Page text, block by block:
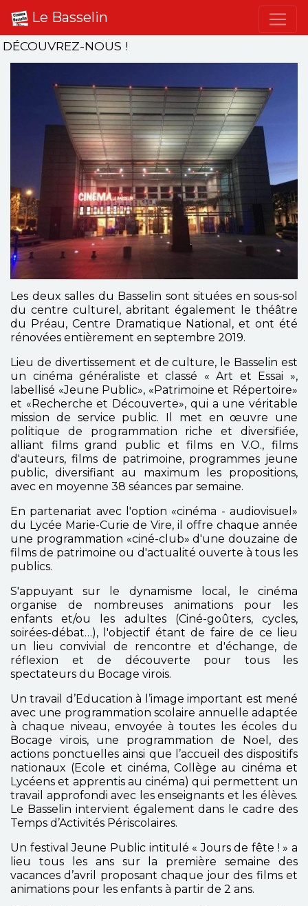
Le Basselin
DÉCOUVREZ-NOUS !
Les deux salles du Basselin sont situées en sous-sol
du centre culturel, abritant également le théâtre
du Préau, Centre Dramatique National, et ont été
rénovées entièrement en septembre 2019.
Lieu de divertissement et de culture, le Basselin est
un cinéma généraliste et classé « Art et Essai »,
labellisé «Jeune Public», «Patrimoine et Répertoire»
et «Recherche et Découverte», qui a une véritable
mission de service public. Il met en œuvre une
politique de programmation riche et diversifiée,
alliant films grand public et films en V.O., films
d'auteurs, films de patrimoine, programmes jeune
public, diversifiant au maximum les propositions,
avec en moyenne 38 séances par semaine.
En partenariat avec l'option «cinéma - audiovisuel»
du Lycée Marie-Curie de Vire, il offre chaque année
une programmation «ciné-club» d'une douzaine de
films de patrimoine ou d'actualité ouverte à tous les
publics.
S'appuyant sur le dynamisme local, le cinéma
organise de nombreuses animations pour les
enfants et/ou les adultes (Ciné-goûters, cycles,
soirées-débat…), l'objectif étant de faire de ce lieu
un lieu convivial de rencontre et d'échange, de
réflexion et de découverte pour tous les
spectateurs du Bocage virois.
Un travail d’Education à l’image important est mené
avec une programmation scolaire annuelle adaptée
à chaque niveau, envoyée à toutes les écoles du
Bocage virois, une programmation de Noel, des
actions ponctuelles ainsi que l’accueil des dispositifs
nationaux (Ecole et cinéma, Collège au cinéma et
Lycéens et apprentis au cinéma) qui permettent un
travail approfondi avec les enseignants et les élèves.
Le Basselin intervient également dans le cadre des
Temps d’Activités Périscolaires.
Un festival Jeune Public intitulé « Jours de fête ! » a
lieu tous les ans sur la première semaine des
vacances d’avril proposant chaque jour des films et
animations pour les enfants à partir de 2 ans.